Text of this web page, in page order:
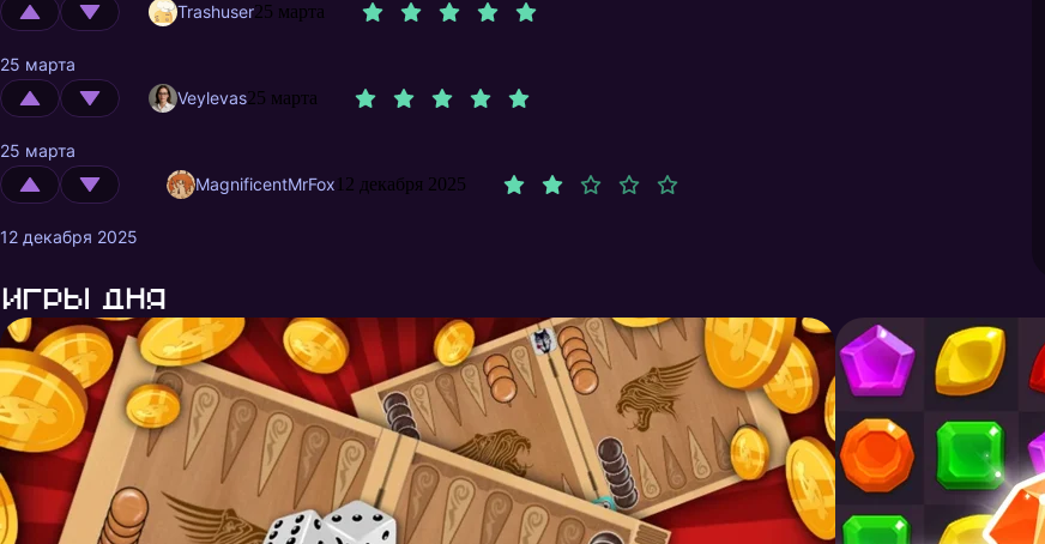
Trashuser25 марта
25 марта
Veylevas25 марта
25 марта
MagnificentMrFox 12 декабря 2025
12 декабря 2025
Игры дня